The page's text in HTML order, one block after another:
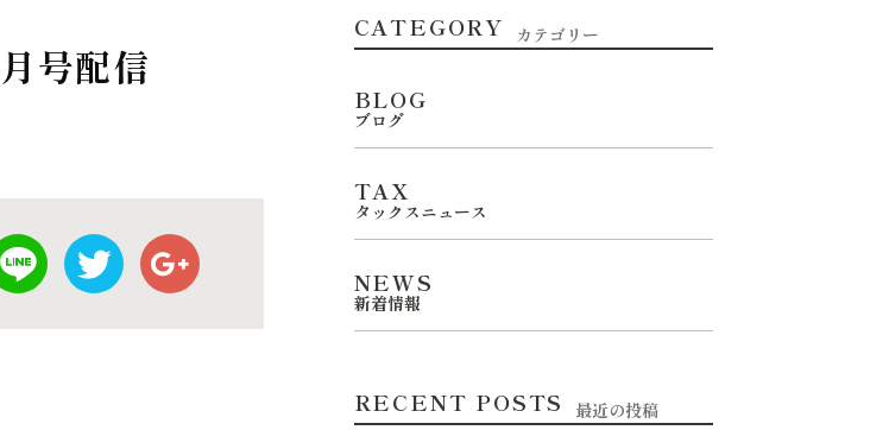
号配信
CATEGORY カテゴリー
BLOG
ブログ
TAX
タックスニュース
NEWS
新着情報
RECENT POSTS 最近の投稿